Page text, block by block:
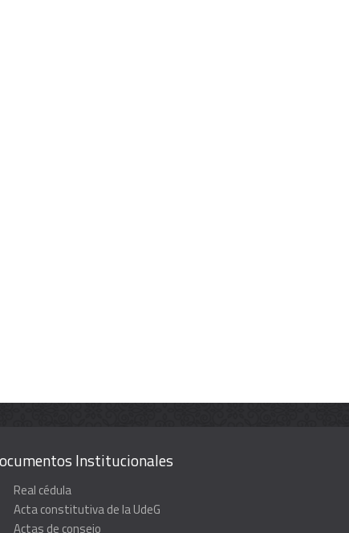
Institucionales
Real cédula
Acta constitutiva de la UdeG
Actas de consejo